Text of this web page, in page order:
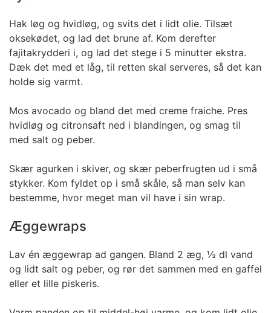
Hak løg og hvidløg, og svits det i lidt olie. Tilsæt
oksekødet, og lad det brune af. Kom derefter
fajitakrydderi i, og lad det stege i 5 minutter ekstra.
Dæk det med et låg, til retten skal serveres, så det kan
holde sig varmt.
Mos avocado og bland det med creme fraiche. Pres
hvidløg og citronsaft ned i blandingen, og smag til
med salt og peber.
Skær agurken i skiver, og skær peberfrugten ud i små
stykker. Kom fyldet op i små skåle, så man selv kan
bestemme, hvor meget man vil have i sin wrap.
Æggewraps
Lav én æggewrap ad gangen. Bland 2 æg, ½ dl vand
og lidt salt og peber, og rør det sammen med en gaffel
eller et lille piskeris.